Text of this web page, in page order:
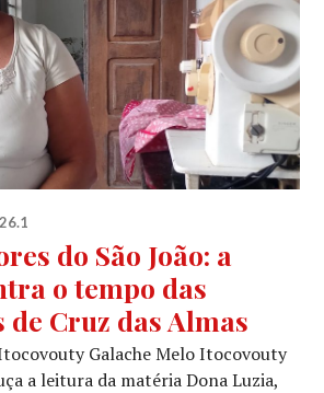
do São João: a
o tempo das
Cruz das Almas
Galache Melo Itocovouty
a leitura da matéria Dona Luzia,